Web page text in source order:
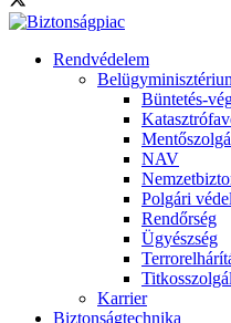
Rendvédelem
Büntetés-
NAV
Polgári
Rendőrség
Ügyészség
Karrier
Biztonságtechnika